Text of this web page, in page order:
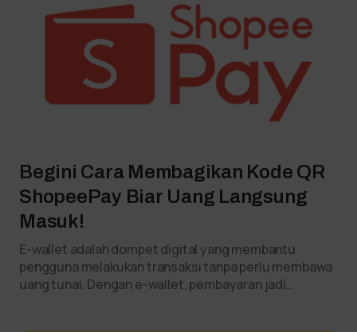
Begini Cara Membagikan Kode QR
ShopeePay Biar Uang Langsung
Masuk!
E-wallet adalah dompet digital yang membantu
pengguna melakukan transaksi tanpa perlu membawa
uang tunai. Dengan e-wallet, pembayaran jadi…